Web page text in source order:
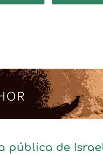
pública de